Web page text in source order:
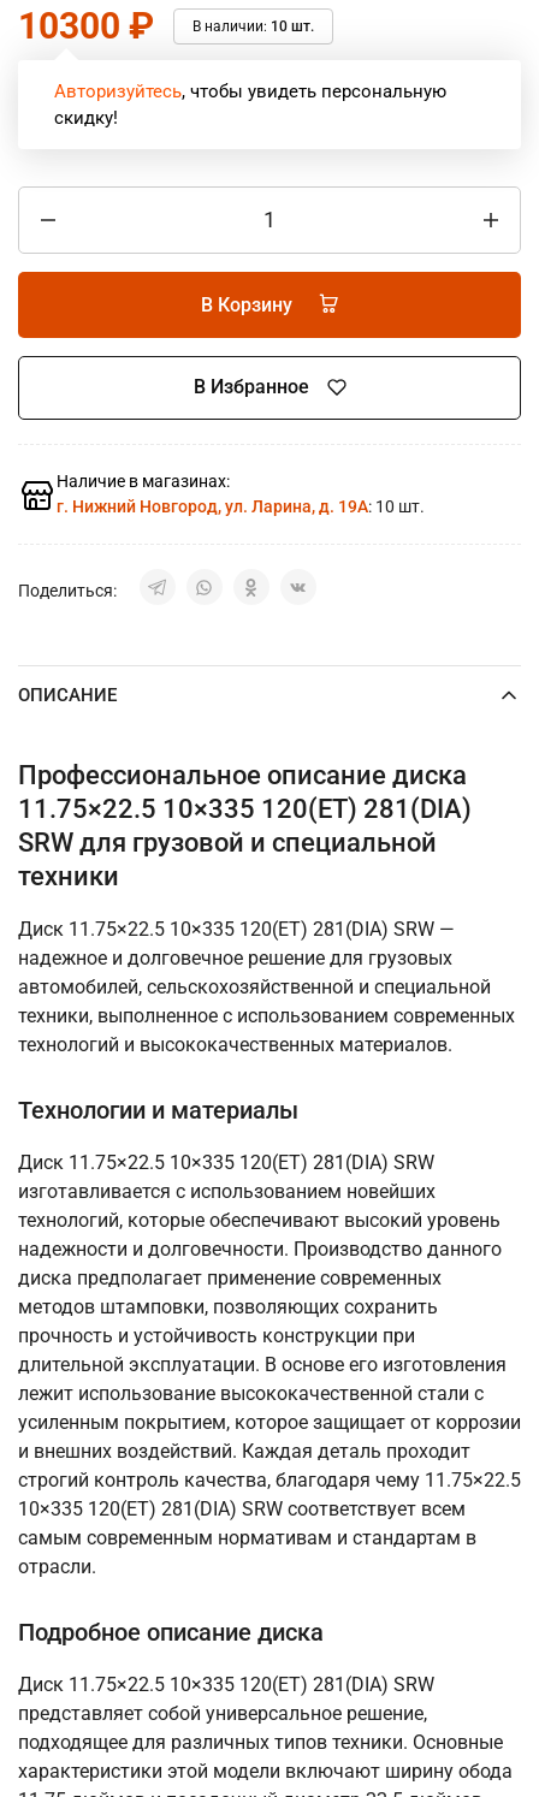
10300 ₽ В наличии: 10 шт.
Авторизуйтесь, чтобы увидеть персональную
скидку!
В Корзину
В Избранное
Наличие в магазинах:
г. Нижний Новгород, ул. Ларина, д. 19А: 10 шт.
Поделиться:
ОПИСАНИЕ
Профессиональное описание диска
11.75×22.5 10×335 120(ET) 281(DIA)
SRW для грузовой и специальной
техники
Диск 11.75×22.5 10×335 120(ET) 281(DIA) SRW —
надежное и долговечное решение для грузовых
автомобилей, сельскохозяйственной и специальной
техники, выполненное с использованием современных
технологий и высококачественных материалов.
Технологии и материалы
Диск 11.75×22.5 10×335 120(ET) 281(DIA) SRW
изготавливается с использованием новейших
технологий, которые обеспечивают высокий уровень
надежности и долговечности. Производство данного
диска предполагает применение современных
методов штамповки, позволяющих сохранить
прочность и устойчивость конструкции при
длительной эксплуатации. В основе его изготовления
лежит использование высококачественной стали с
усиленным покрытием, которое защищает от коррозии
и внешних воздействий. Каждая деталь проходит
строгий контроль качества, благодаря чему 11.75×22.5
10×335 120(ET) 281(DIA) SRW соответствует всем
самым современным нормативам и стандартам в
отрасли.
Подробное описание диска
Диск 11.75×22.5 10×335 120(ET) 281(DIA) SRW
представляет собой универсальное решение,
подходящее для различных типов техники. Основные
характеристики этой модели включают ширину обода